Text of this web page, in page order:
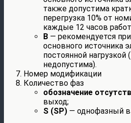
также допустима
перегрузка 10% от
каждые 12 часов
B — рекомендуется
основного источника
постоянной нагрузкой
недопустима).
Номер модификации
Количество фаз
обозначение
выход;
S (SP) — однофазный